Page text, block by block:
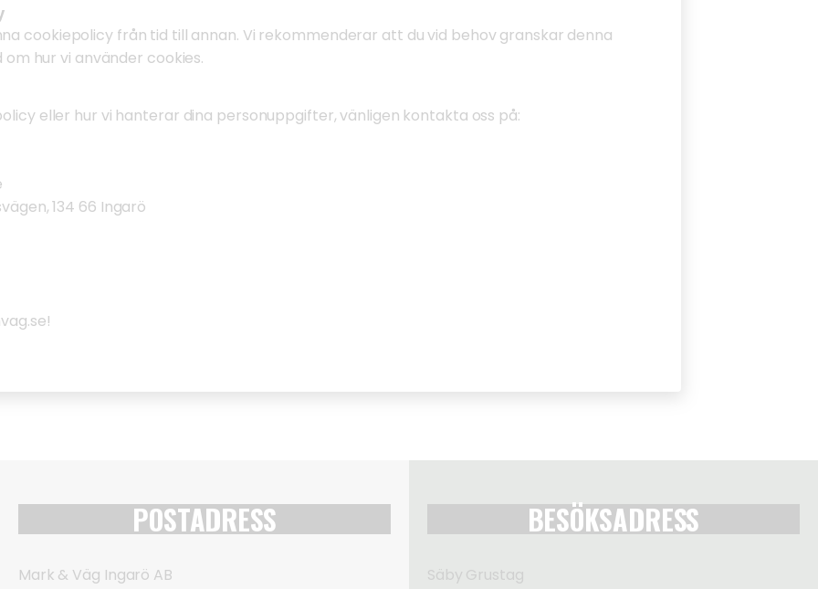
cookiepolicy från tid till annan. Vi rekommenderar att du vid behov granskar denna
hur vi använder cookies.
eller hur vi hanterar dina personuppgifter, vänligen kontakta oss på:
134 66 Ingarö
POSTADRESS
Mark & Väg Ingarö AB
BESÖKSADRESS
Säby Grustag